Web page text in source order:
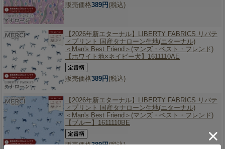
販売価格389円(税込)
【2026年新エターナル】 LIBERTY FABRICS リバテ
ィプリント 国産タナローン生地(エターナル)
＜Man's Best Friend＞(マンズ・ベスト・フレンド)
【ホワイト地×ネイビー犬】1611110AE
販売価格389円(税込)
【2026年新エターナル】 LIBERTY FABRICS リバテ
ィプリント 国産タナローン生地(エターナル)
＜Man's Best Friend＞(マンズ・ベスト・フレンド)
【ブルー】1611110BE
販売価格389円(税込)